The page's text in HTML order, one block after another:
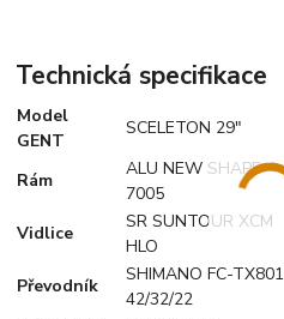
Technická specifikace
Model
GENT
SCELETON 29"
Rám
ALU NEW SHAPE
7005
Vidlice
SR SUNTOUR XCM
HLO
Převodník
SHIMANO FC-TX801
42/32/22